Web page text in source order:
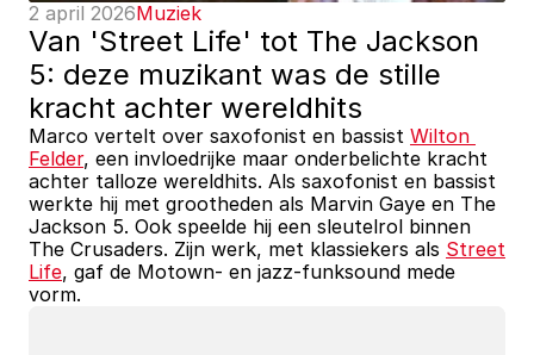
2 april 2026Muziek
Van 'Street Life' tot The Jackson
5: deze muzikant was de stille
kracht achter wereldhits
Marco vertelt over saxofonist en bassist Wilton
Felder, een invloedrijke maar onderbelichte kracht
achter talloze wereldhits. Als saxofonist en bassist
werkte hij met grootheden als Marvin Gaye en The
Jackson 5. Ook speelde hij een sleutelrol binnen
The Crusaders. Zijn werk, met klassiekers als Street
Life, gaf de Motown- en jazz-funksound mede
vorm.